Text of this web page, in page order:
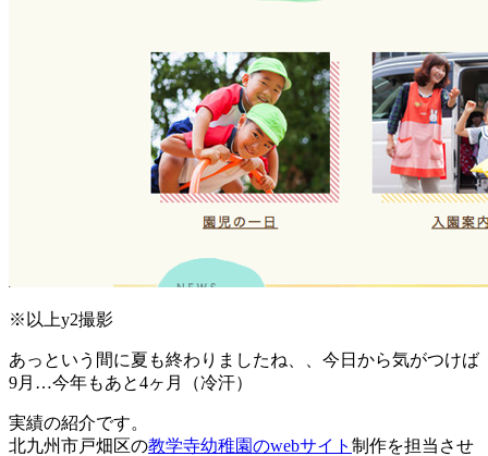
※以上y2撮影
あっという間に夏も終わりましたね、、今日から気がつけば
9月…今年もあと4ヶ月（冷汗）
実績の紹介です。
北九州市戸畑区の教学寺幼稚園のwebサイト 制作を担当させ